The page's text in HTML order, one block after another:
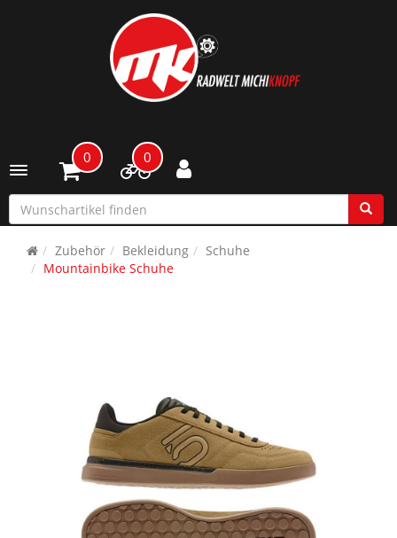
Toggle navigation
0 0
Zubehör Bekleidung
Schuhe
Mountainbike Schuhe